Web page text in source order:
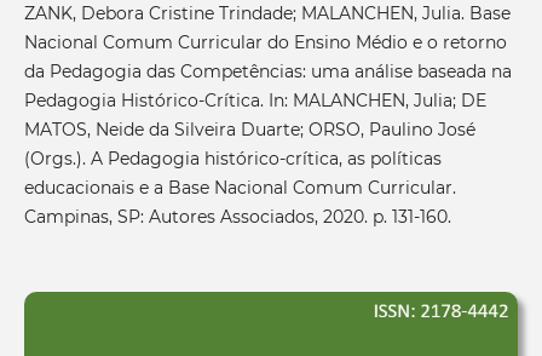
ZANK, Debora Cristine Trindade; MALANCHEN, Julia. Base
Nacional Comum Curricular do Ensino Médio e o retorno
da Pedagogia das Competências: uma análise baseada na
Pedagogia Histórico-Crítica. In: MALANCHEN, Julia; DE
MATOS, Neide da Silveira Duarte; ORSO, Paulino José
(Orgs.). A Pedagogia histórico-crítica, as políticas
educacionais e a Base Nacional Comum Curricular.
Campinas, SP: Autores Associados, 2020. p. 131-160.